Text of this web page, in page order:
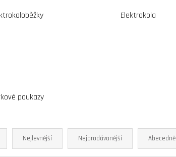
Elektrokola
poukazy
Nejlevnější Nejprodávanější Abecedně